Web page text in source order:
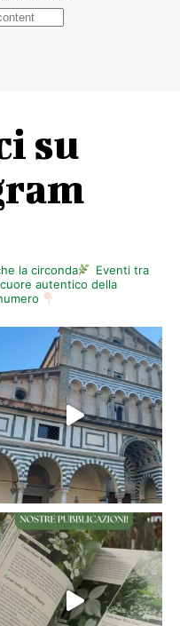
su
la circonda
Eventi tra
autentico della